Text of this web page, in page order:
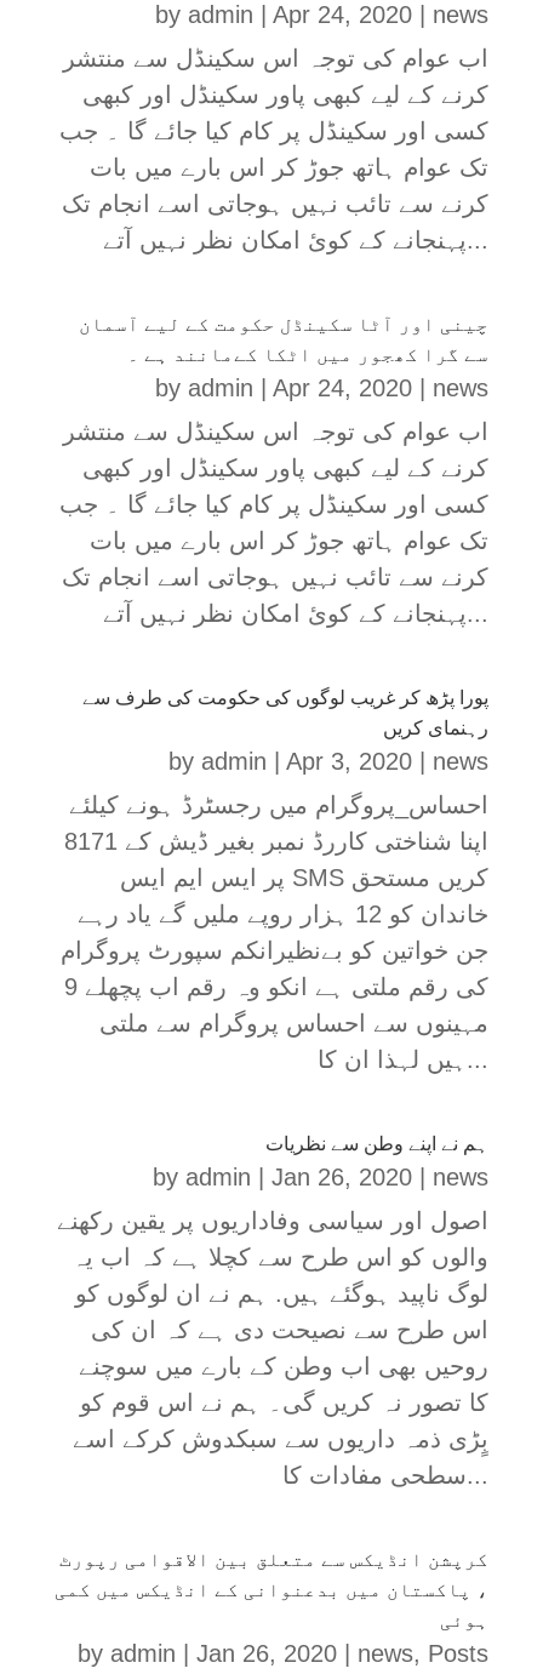
by admin |Apr 24, 2020
news
اب عوام کی توجہ اس سکینڈل سے منتشر
کرنے کے لیے کبھی پاور سکینڈل اور کبھی
کسی اور سکینڈل پر کام کیا جائے گا ۔ جب
تک عوام ہاتھ جوڑ کر اس بارے میں بات
کرنے سے تائب نہیں ہوجاتی اسے انجام تک
پہنجانے کے کوئ امکان نظر نہیں آتے...
چینی اور آٹا سکینڈل حکومت کے لیے آسمان
سے گرا کھجور میں اٹکا کےمانند ہے ۔
by admin |Apr 24, 2020
news
اب عوام کی توجہ اس سکینڈل سے منتشر
کرنے کے لیے کبھی پاور سکینڈل اور کبھی
کسی اور سکینڈل پر کام کیا جائے گا ۔ جب
تک عوام ہاتھ جوڑ کر اس بارے میں بات
کرنے سے تائب نہیں ہوجاتی اسے انجام تک
پہنجانے کے کوئ امکان نظر نہیں آتے...
پورا پڑھ کر غریب لوگوں کی حکومت کی طرف سے
رہنمای کریں
by admin |Apr 3, 2020
news
احساس_پروگرام میں رجسٹرڈ ہونے کیلئے
اپنا شناختی کاررڈ نمبر بغیر ڈیش کے 8171
پر ایس ایم ایس SMS کریں مستحق
خاندان کو 12 ہزار روپے ملیں گے یاد رہے
جن خواتین کو بےنظیرانکم سپورٹ پروگرام
کی رقم ملتی ہے انکو وہ رقم اب پچھلے 9
مہینوں سے احساس پروگرام سے ملتی
ہیں لہذا ان کا...
ہم نے اپنے وطن سے نظریات
by admin |Jan 26, 2020
news
اصول اور سیاسی وفاداریوں پر یقین رکھنے
والوں کو اس طرح سے کچلا ہے کہ اب یہ
لوگ ناپید ہوگئے ہیں. ہم نے ان لوگوں کو
اس طرح سے نصیحت دی ہے کہ ان کی
روحیں بھی اب وطن کے بارے میں سوچنے
کا تصور نہ کریں گی۔ ہم نے اس قوم کو
بٍڑی ذمہ داریوں سے سبکدوش کرکے اسے
سطحی مفادات کا...
کرپشن انڈیکس سے متعلق بین الاقوامی رپورٹ
، پاکستان میں بدعنوانی کے انڈیکس میں کمی
ہوئی
by admin |Jan 26, 2020 news, Posts